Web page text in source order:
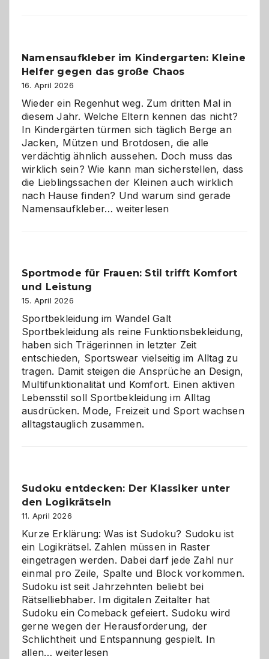
ist
eine
Wahl?
Namensaufkleber im Kindergarten: Kleine
Helfer gegen das große Chaos
16. April 2026
Wieder ein Regenhut weg. Zum dritten Mal in
diesem Jahr. Welche Eltern kennen das nicht?
In Kindergärten türmen sich täglich Berge an
Jacken, Mützen und Brotdosen, die alle
verdächtig ähnlich aussehen. Doch muss das
wirklich sein? Wie kann man sicherstellen, dass
die Lieblingssachen der Kleinen auch wirklich
nach Hause finden? Und warum sind gerade
Namensaufkleber…Namensaufkleber
gegen
Chaos
weiterlesen
Sportmode für Frauen: Stil trifft Komfort
und Leistung
15. April 2026
Sportbekleidung im Wandel Galt
Sportbekleidung als reine Funktionsbekleidung,
haben sich Trägerinnen in letzter Zeit
entschieden, Sportswear vielseitig im Alltag zu
tragen. Damit steigen die Ansprüche an Design,
Multifunktionalität und Komfort. Einen aktiven
Lebensstil soll Sportbekleidung im Alltag
ausdrücken. Mode, Freizeit und Sport wachsen
alltagstauglich zusammen.
Sudoku entdecken: Der Klassiker unter
den Logikrätseln
11. April 2026
Kurze Erklärung: Was ist Sudoku? Sudoku ist
ein Logikrätsel. Zahlen müssen in Raster
eingetragen werden. Dabei darf jede Zahl nur
einmal pro Zeile, Spalte und Block vorkommen.
Sudoku ist seit Jahrzehnten beliebt bei
Rätselliebhaber. Im digitalen Zeitalter hat
Sudoku ein Comeback gefeiert. Sudoku wird
gerne wegen der Herausforderung, der
Schlichtheit und Entspannung gespielt. In
allen…Sudoku
weiterlesen